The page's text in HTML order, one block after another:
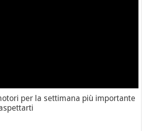
per la settimana più importante